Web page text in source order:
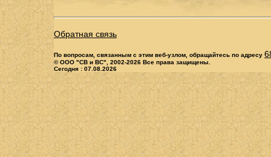
Обратная связь
По вопросам, связанным с этим веб-узлом, обращайтесь по адресу
© ООО "СВ и ВС", 2002-2026 Все права защищены.
Сегодня : 07.08.2026